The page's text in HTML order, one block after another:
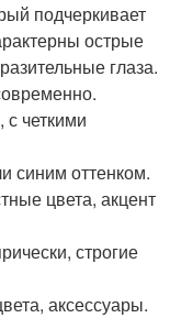
подчеркивает
острые
глаза.
четкими
синим оттенком.
цвета, акцент
строгие
аксессуары.